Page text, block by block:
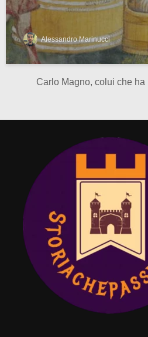
Alessandro Marinucci
Carlo Magno, colui che ha